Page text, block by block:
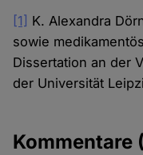
[1] K. Alexandra
sowie
Dissertation an der
der Universität
Kommentare